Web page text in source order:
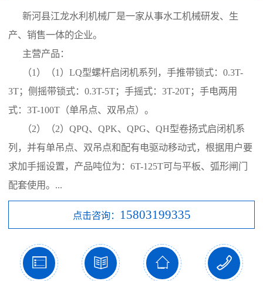
新河县江龙水利机械厂是一家从事水工机械研发、生
产、销售一体的企业。
主营产品：
（1）（1）LQ型螺杆启闭机系列，手推带锁式：0.3T-
3T；侧摇带锁式：0.3T-5T；手摇式：3T-20T；手电两用
式：3T-100T（单吊点、双吊点）。
（2）（2）QPQ、QPK、QPG、QH型卷扬式启闭机系
列，并有单吊点、双吊点和配有电驱动移动式，根据用户要
求加手摇设置，产品吨位为：6T-125T可与平板、弧形闸门
配套使用。...
点击咨询： 15803199335
   